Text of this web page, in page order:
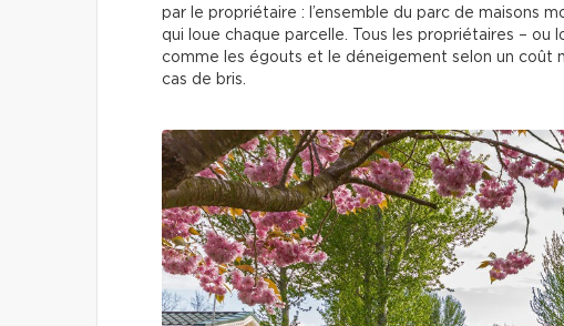
par le propriétaire : l’ensemble du parc de maisons
qui loue chaque parcelle. Tous les propriétaires –
comme les égouts et le déneigement selon un coût
cas de bris.